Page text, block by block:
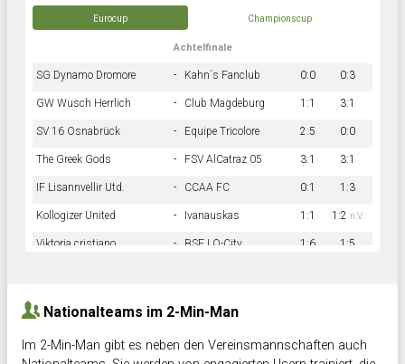
Eurocup Championscup
Achtelfinale
SG Dynamo Dromore - Kahn´s Fanclub 0:0 0:3
GW Wusch Herrlich - Club Magdeburg 1:1 3:1
SV 16 Osnabrück - Equipe Tricolore 2:5 0:0
The Greek Gods - FSV AlCatraz 05 3:1 3:1
IF Lisannvellir Utd. - CCAA FC 0:1 1:3
Kollogizer United - Ivanauskas 1:1 1:2 n.V.
Viktoria cristiano - BSF LO-City 1:6 1:5
Nationalteams im 2-Min-Man
Im 2-Min-Man gibt es neben den Vereinsmannschaften auch